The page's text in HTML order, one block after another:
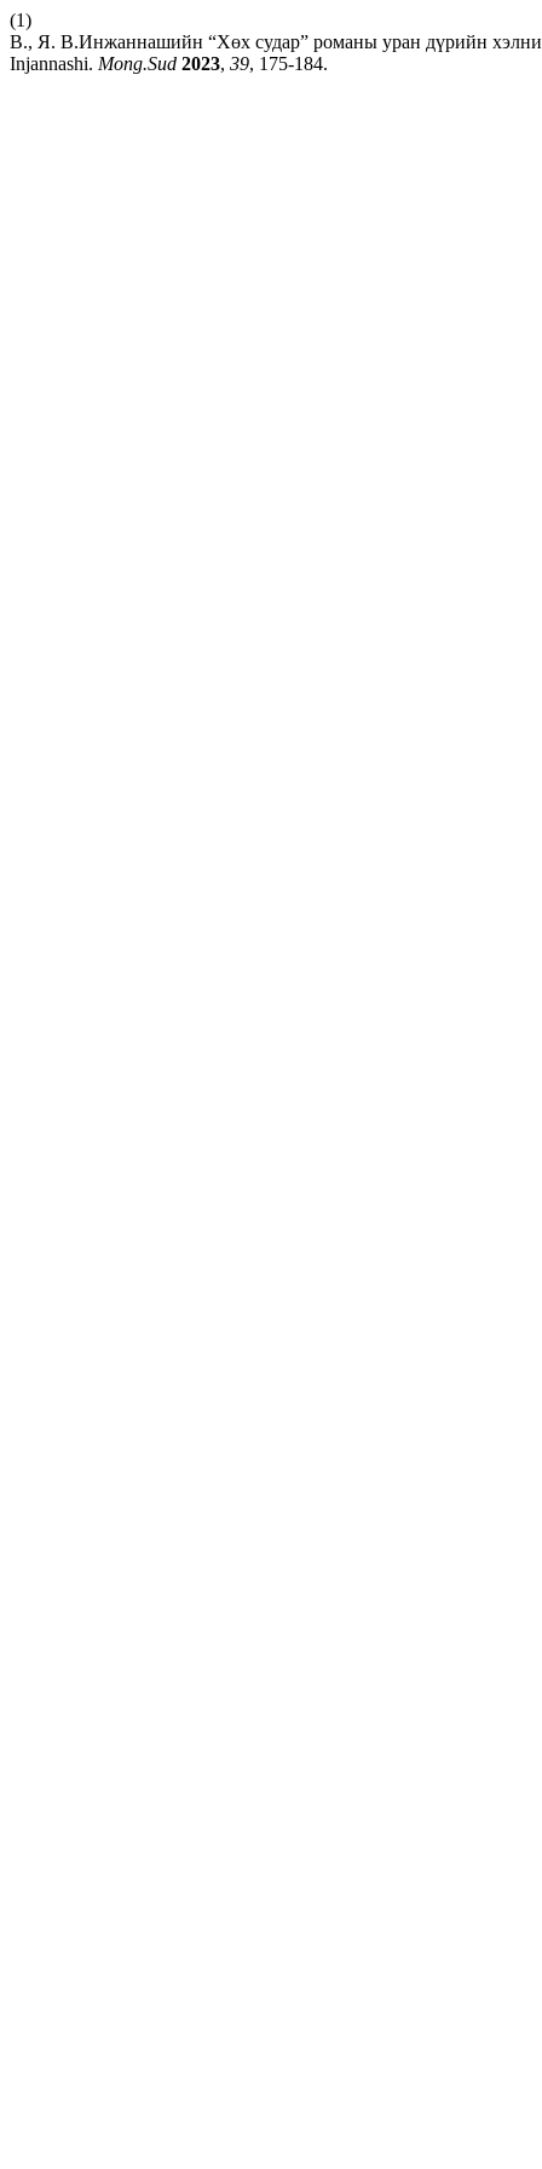
(1)
В., Я. В.Инжаннашийн “Хөх судар” романы уран дүрийн
Injannashi. Mong.Sud 2023, 39, 175-184.